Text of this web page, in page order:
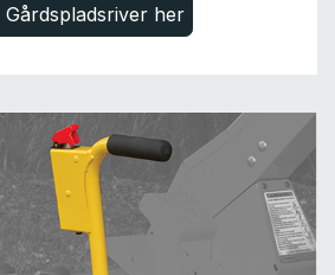
Gårdspladsriver her